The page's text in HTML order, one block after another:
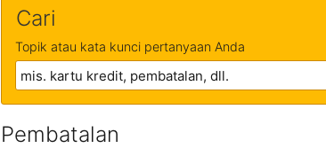
Cari
Topik atau kata kunci pertanyaan Anda
Pembatalan